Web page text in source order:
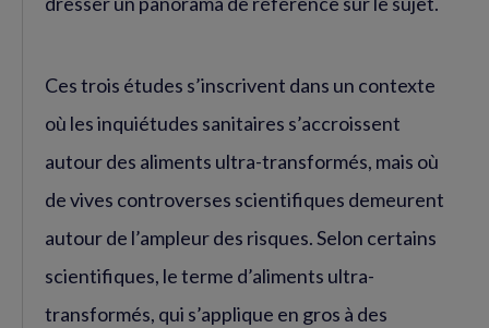
Ces trois études s’inscrivent dans un contexte
où les inquiétudes sanitaires s’accroissent
autour des aliments ultra-transformés, mais où
de vives controverses scientifiques demeurent
autour de l’ampleur des risques. Selon certains
scientifiques, le terme d’aliments ultra-
transformés, qui s’applique en gros à des